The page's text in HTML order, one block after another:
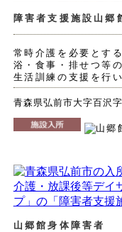
障害者支援施設山郷
常時介護を必要とす
浴・食事・排せつ等
生活訓練の支援を行い
青森県弘前市大字百沢
山郷館身体障害者